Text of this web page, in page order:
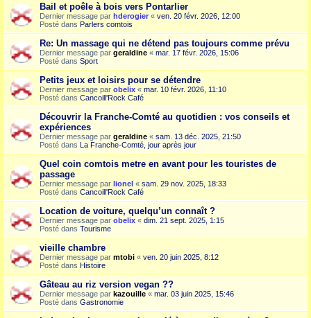
Bail et poêle à bois vers Pontarlier
Dernier message par hderogier « ven. 20 févr. 2026, 12:00
Posté dans Parlers comtois
Re: Un massage qui ne détend pas toujours comme prévu
Dernier message par geraldine « mar. 17 févr. 2026, 15:06
Posté dans Sport
Petits jeux et loisirs pour se détendre
Dernier message par obelix « mar. 10 févr. 2026, 11:10
Posté dans Cancoill'Rock Café
Découvrir la Franche-Comté au quotidien : vos conseils et
expériences
Dernier message par geraldine « sam. 13 déc. 2025, 21:50
Posté dans La Franche-Comté, jour après jour
Quel coin comtois metre en avant pour les touristes de
passage
Dernier message par lionel « sam. 29 nov. 2025, 18:33
Posté dans Cancoill'Rock Café
Location de voiture, quelqu’un connaît ?
Dernier message par obelix « dim. 21 sept. 2025, 1:15
Posté dans Tourisme
vieille chambre
Dernier message par mtobi « ven. 20 juin 2025, 8:12
Posté dans Histoire
Gâteau au riz version vegan ??
Dernier message par kazouille « mar. 03 juin 2025, 15:46
Posté dans Gastronomie